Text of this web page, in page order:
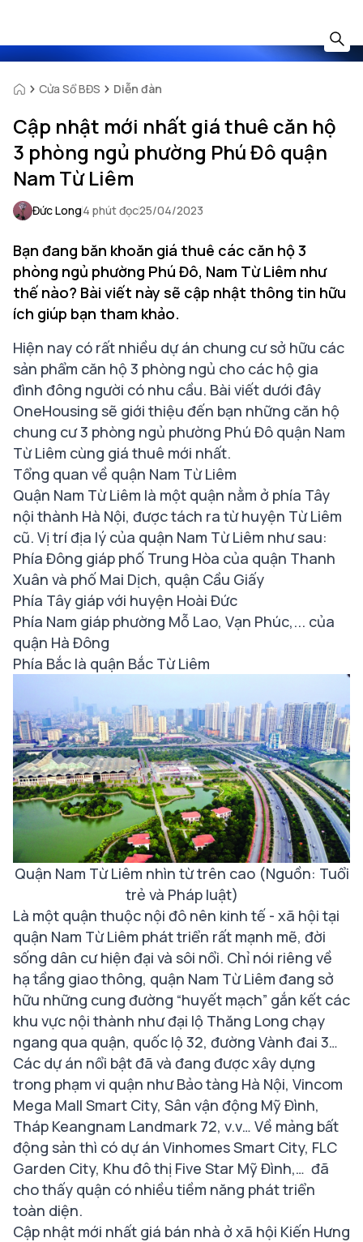
Cửa Sổ BĐS Diễn đàn
Cập nhật mới nhất giá thuê căn hộ
3 phòng ngủ phường Phú Đô quận
Nam Từ Liêm
Đức Long4 phút đọc25/04/2023
Bạn đang băn khoăn giá thuê các căn hộ 3
phòng ngủ phường Phú Đô, Nam Từ Liêm như
thế nào? Bài viết này sẽ cập nhật thông tin hữu
ích giúp bạn tham khảo.
Hiện nay có rất nhiều dự án chung cư sở hữu các
sản phẩm căn hộ 3 phòng ngủ cho các hộ gia
đình đông người có nhu cầu. Bài viết dưới đây
OneHousing sẽ giới thiệu đến bạn những căn hộ
chung cư 3 phòng ngủ phường Phú Đô quận Nam
Từ Liêm cùng giá thuê mới nhất.
Tổng quan về quận Nam Từ Liêm
Quận Nam Từ Liêm là một quận nằm ở phía Tây
nội thành Hà Nội, được tách ra từ huyện Từ Liêm
cũ. Vị trí địa lý của quận Nam Từ Liêm như sau:
Phía Đông giáp phố Trung Hòa của quận Thanh
Xuân và phố Mai Dịch, quận Cầu Giấy
Phía Tây giáp với huyện Hoài Đức
Phía Nam giáp phường Mỗ Lao, Vạn Phúc,... của
quận Hà Đông
Phía Bắc là quận Bắc Từ Liêm
Quận Nam Từ Liêm nhìn từ trên cao (Nguồn: Tuổi
trẻ và Pháp luật)
Là một quận thuộc nội đô nên kinh tế - xã hội tại
quận Nam Từ Liêm phát triển rất mạnh mẽ, đời
sống dân cư hiện đại và sôi nổi. Chỉ nói riêng về
hạ tầng giao thông, quận Nam Từ Liêm đang sở
hữu những cung đường “huyết mạch” gắn kết các
khu vực nội thành như đại lộ Thăng Long chạy
ngang qua quận, quốc lộ 32, đường Vành đai 3…
Các dự án nổi bật đã và đang được xây dựng
trong phạm vi quận như Bảo tàng Hà Nội, Vincom
Mega Mall Smart City, Sân vận động Mỹ Đình,
Tháp Keangnam Landmark 72, v.v… Về mảng bất
động sản thì có dự án Vinhomes Smart City, FLC
Garden City, Khu đô thị Five Star Mỹ Đình,… đã
cho thấy quận có nhiều tiềm năng phát triển
toàn diện.
Cập nhật mới nhất giá bán nhà ở xã hội Kiến Hưng